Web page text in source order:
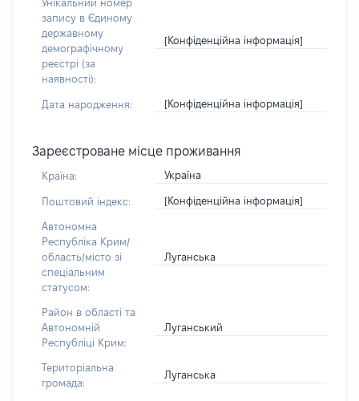
Унікальний номер
запису в Єдиному
державному
демографічному
реєстрі (за
наявності):
[Конфіденційна інформація]
Дата народження: [Конфіденційна інформація]
Зареєстроване місце проживання
Країна: Україна
Поштовий індекс: [Конфіденційна інформація]
Автономна
Республіка Крим/
область/місто зі
спеціальним
статусом:
Луганська
Район в області та
Автономній
Республіці Крим:
Луганський
Територіальна
громада:
Луганська